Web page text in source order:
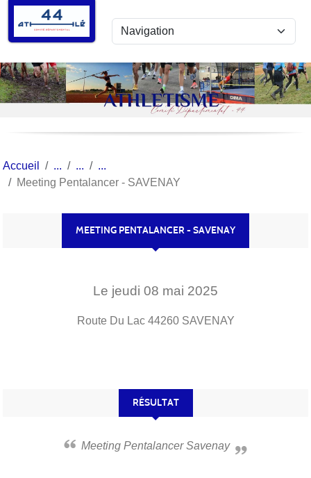
Accueil
Meeting Pentalancer - SAVENAY
MEETING PENTALANCER - SAVENAY
Le jeudi 08 mai 2025
Route Du Lac 44260 SAVENAY
RÉSULTAT
Meeting Pentalancer Savenay
Panneau de gestion des cookies